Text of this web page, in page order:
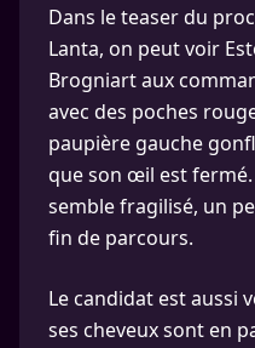
Dans le teaser du
Lanta, on peut voir
Brogniart aux
avec des poches
paupière gauche
que son œil est fermé.
semble fragilisé, un
fin de parcours.
Le candidat est aussi
ses cheveux sont en